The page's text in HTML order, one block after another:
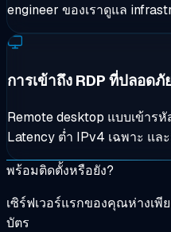
engineer ของเราดูแล
การเข้าถึง RDP ที่ปลอดภั
Remote desktop แบบเข้าร
Latency ต่ำ IPv4 เฉพาะ แล
พร้อมติดตั้งหรือยัง?
เซิร์ฟเวอร์แรกของคุณห่างเพี
บัตร